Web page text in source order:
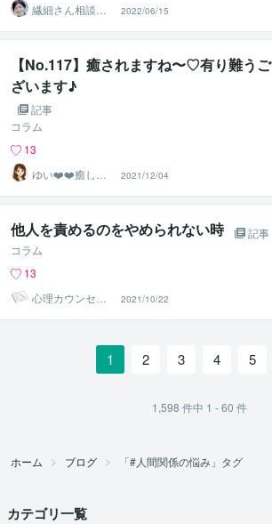
繊細さん相談室
☘️野崎真礼（ま
ひろ）
2022/06/15
【No.117】癒されますね〜♡有り難うご
ざいます♪
記事
コラム
13
ゆい❤️❤️癒しの
心友
2021/12/04
他人を責めるのをやめられない時
記事
コラム
13
心理カウンセラ
ー りょこぴー
2021/10/22
1 2 3 4 5
1,598 件中 1 - 60 件
ホーム ブログ 「#人間関係の悩み」タグ
カテゴリ一覧